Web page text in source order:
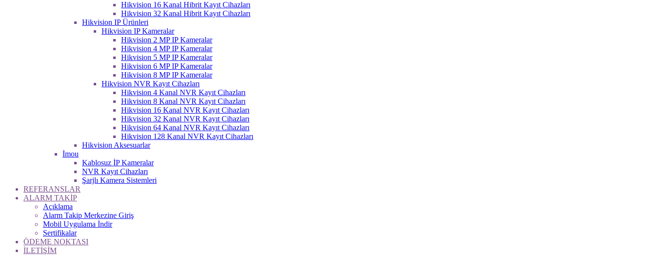
Hikvision 16 Kanal Hibrit Kayıt Cihazları
Hikvision 32 Kanal Hibrit Kayıt Cihazları
Hikvision IP Ürünleri
Hikvision IP Kameralar
Hikvision 2 MP IP Kameralar
Hikvision 4 MP IP Kameralar
Hikvision 5 MP IP Kameralar
Hikvision 6 MP IP Kameralar
Hikvision 8 MP IP Kameralar
Hikvision NVR Kayıt Cihazları
Hikvision 4 Kanal NVR Kayıt Cihazları
Hikvision 8 Kanal NVR Kayıt Cihazları
Hikvision 16 Kanal NVR Kayıt Cihazları
Hikvision 32 Kanal NVR Kayıt Cihazları
Hikvision 64 Kanal NVR Kayıt Cihazları
Hikvision 128 Kanal NVR Kayıt Cihazları
Hikvision Aksesuarlar
İmou
Kablosuz İP Kameralar
NVR Kayıt Cihazları
Şarjlı Kamera Sistemleri
REFERANSLAR
ALARM TAKİP
Açıklama
Alarm Takip Merkezine Giriş
Mobil Uygulama İndir
Sertifikalar
ÖDEME NOKTASI
İLETİŞİM